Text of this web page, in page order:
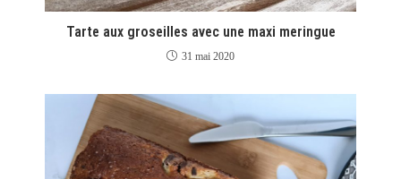
Tarte aux groseilles avec une maxi meringue
31 mai 2020